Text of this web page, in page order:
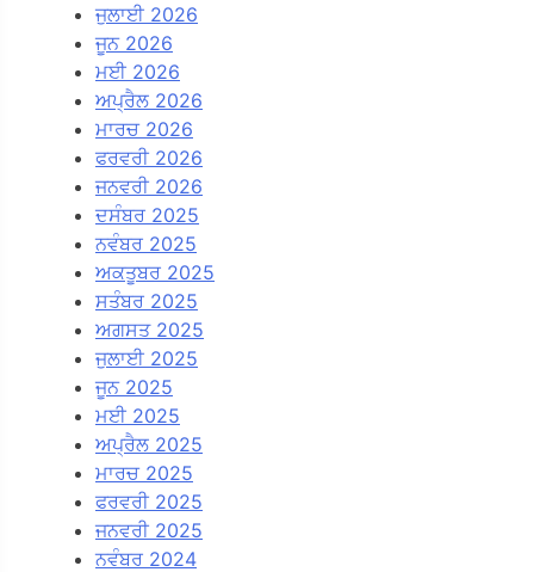
ਜੁਲਾਈ 2026
ਜੂਨ 2026
ਮਈ 2026
ਅਪ੍ਰੈਲ 2026
ਮਾਰਚ 2026
ਫਰਵਰੀ 2026
ਜਨਵਰੀ 2026
ਦਸੰਬਰ 2025
ਨਵੰਬਰ 2025
ਅਕਤੂਬਰ 2025
ਸਤੰਬਰ 2025
ਅਗਸਤ 2025
ਜੁਲਾਈ 2025
ਜੂਨ 2025
ਮਈ 2025
ਅਪ੍ਰੈਲ 2025
ਮਾਰਚ 2025
ਫਰਵਰੀ 2025
ਜਨਵਰੀ 2025
ਨਵੰਬਰ 2024